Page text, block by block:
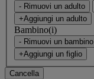
- Rimuovi un adulto
+Aggiungi un adulto
Bambino(i)
- Rimuovi un bambino
+Aggiungi un figlio
Cancella